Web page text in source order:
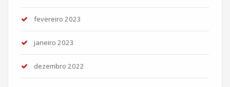
fevereiro 2023
janeiro 2023
dezembro 2022